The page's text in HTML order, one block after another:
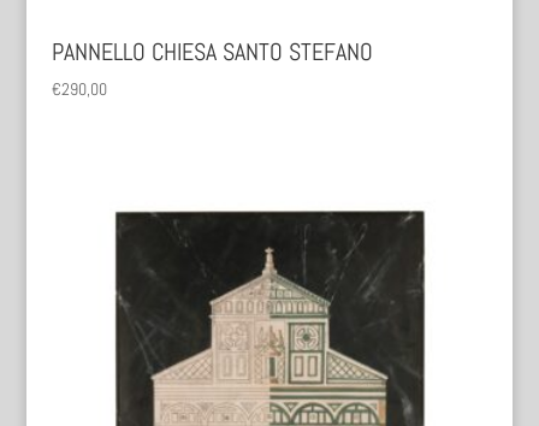
PANNELLO CHIESA SANTO STEFANO
€290,00